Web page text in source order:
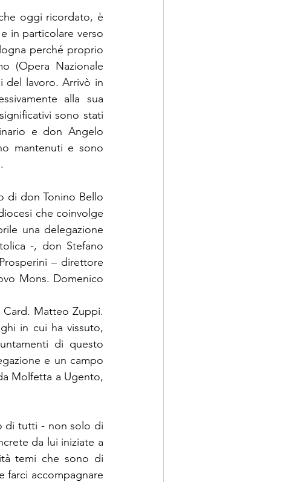
oggi ricordato, è
in particolare verso
perché proprio
(Opera Nazionale
del lavoro. Arrivò in
alla sua
sono stati
e don Angelo
mantenuti e sono
di don Tonino Bello
che coinvolge
una delegazione
-, don Stefano
– direttore
Mons. Domenico
Card. Matteo Zuppi.
in cui ha vissuto,
di questo
e un campo
Molfetta a Ugento,
di tutti - non solo di
da lui iniziate a
temi che sono di
farci accompagnare